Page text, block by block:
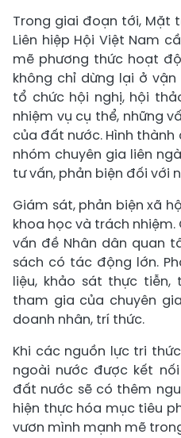
Trong giai đoạn tới, Mặt
Liên hiệp Hội Việt Nam
mẽ phương thức hoạt
không chỉ dừng lại ở
tổ chức hội nghị, hội
nhiệm vụ cụ thể, những
của đất nước. Hình
nhóm chuyên gia liên
tư vấn, phản biện đối với
Giám sát, phản biện xã
khoa học và trách
vấn đề Nhân dân quan
sách có tác động lớn.
liệu, khảo sát thực
tham gia của chuyên
doanh nhân, trí thức.
Khi các nguồn lực tri
ngoài nước được kết
đất nước sẽ có thêm
hiện thực hóa mục tiêu
vươn mình mạnh mẽ